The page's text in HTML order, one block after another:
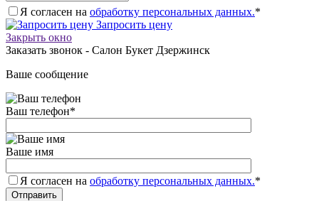
Я согласен на обработку персональных данных.*
Запросить цену
Закрыть окно
Заказать звонок - Салон Букет Дзержинск
Ваше сообщение
Ваш телефон*
Ваше имя
Я согласен на обработку персональных данных.*